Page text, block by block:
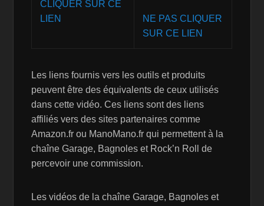
NE PAS CLIQUER
SUR CE LIEN
Les liens fournis vers les outils et produits
peuvent être des équivalents de ceux utilisés
dans cette vidéo. Ces liens sont des liens
affiliés vers des sites partenaires comme
Amazon.fr ou ManoMano.fr qui permettent à la
chaîne Garage, Bagnoles et Rock’n Roll de
percevoir une commission.
Les vidéos de la chaîne Garage, Bagnoles et